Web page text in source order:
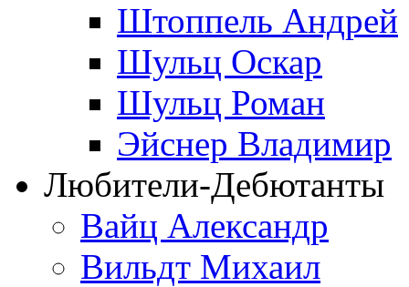
Штоппель Андрей
Шульц Оскар
Шульц Роман
Эйснер Владимир
Любители-Дебютанты
Вайц Александр
Вильдт Михаил